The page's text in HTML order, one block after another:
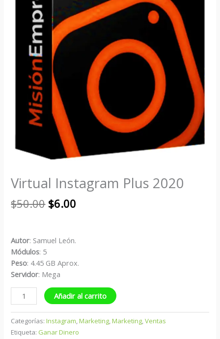
Virtual Instagram Plus 2020
$50.00 $6.00
Autor: Samuel León.
Módulos: 5
Peso: 4.45 GB Aprox.
Servidor: Mega
Añadir al carrito
Categorías:Instagram,Marketing,Marketing,Ventas
Etiqueta: Ganar Dinero